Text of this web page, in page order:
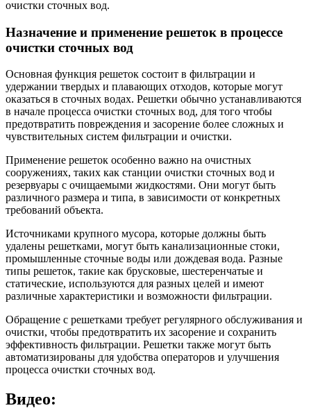
очистки сточных вод.
Назначение и применение решеток в процессе
очистки сточных вод
Основная функция решеток состоит в фильтрации и
удержании твердых и плавающих отходов, которые могут
оказаться в сточных водах. Решетки обычно устанавливаются
в начале процесса очистки сточных вод, для того чтобы
предотвратить повреждения и засорение более сложных и
чувствительных систем фильтрации и очистки.
Применение решеток особенно важно на очистных
сооружениях, таких как станции очистки сточных вод и
резервуары с очищаемыми жидкостями. Они могут быть
различного размера и типа, в зависимости от конкретных
требований объекта.
Источниками крупного мусора, которые должны быть
удалены решетками, могут быть канализационные стоки,
промышленные сточные воды или дождевая вода. Разные
типы решеток, такие как брусковые, шестеренчатые и
статические, используются для разных целей и имеют
различные характеристики и возможности фильтрации.
Обращение с решетками требует регулярного обслуживания и
очистки, чтобы предотвратить их засорение и сохранить
эффективность фильтрации. Решетки также могут быть
автоматизированы для удобства операторов и улучшения
процесса очистки сточных вод.
Видео: